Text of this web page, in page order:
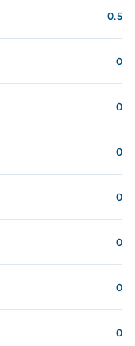
0.5
0
0
0
0
0
0
0